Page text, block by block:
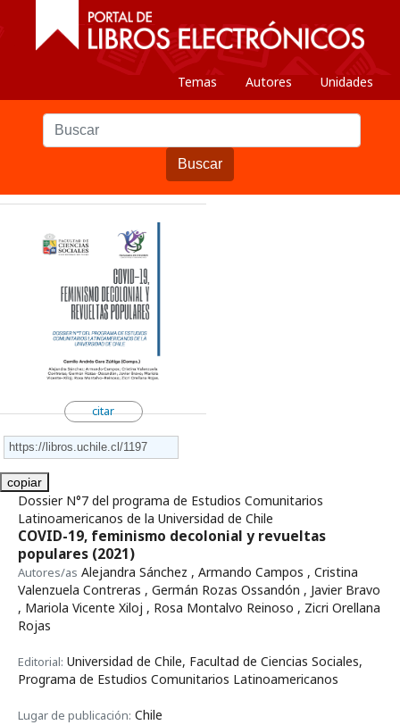
Temas Autores Unidades
Buscar
citar
copiar
Dossier N°7 del programa de Estudios Comunitarios
Latinoamericanos de la Universidad de Chile
COVID-19, feminismo decolonial y revueltas
populares (2021)
Autores/as Alejandra Sánchez , Armando Campos , Cristina
Valenzuela Contreras , Germán Rozas Ossandón , Javier Bravo
, Mariola Vicente Xiloj , Rosa Montalvo Reinoso , Zicri Orellana
Rojas
Editorial: Universidad de Chile, Facultad de Ciencias Sociales,
Programa de Estudios Comunitarios Latinoamericanos
Lugar de publicación: Chile